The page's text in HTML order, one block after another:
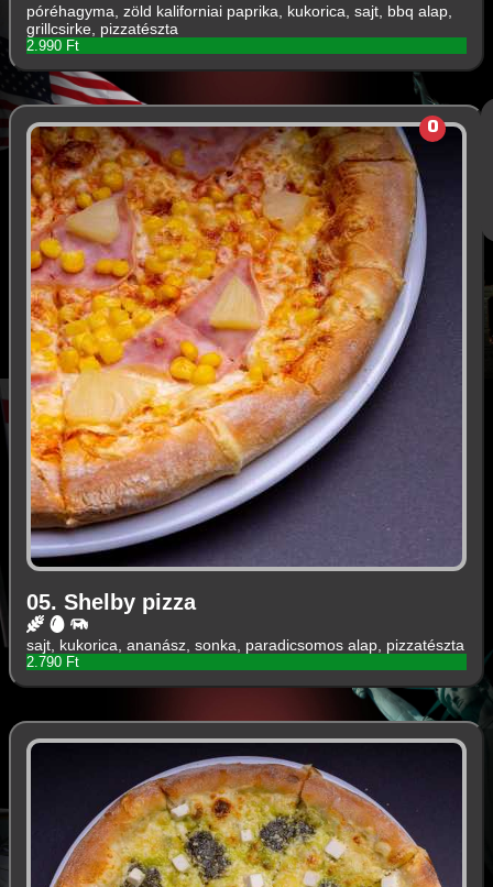
0
póréhagyma, zöld kaliforniai paprika, kukorica, sajt, bbq alap,
grillcsirke, pizzatészta
2.990 Ft
05. Shelby pizza
sajt, kukorica, ananász, sonka, paradicsomos alap, pizzatészta
2.790 Ft